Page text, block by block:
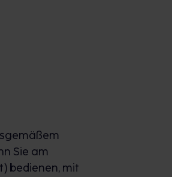
Wirkstoff
und
die an der
beteiligt sind.
das
Dosierung auch
Sie am
bedienen, mit